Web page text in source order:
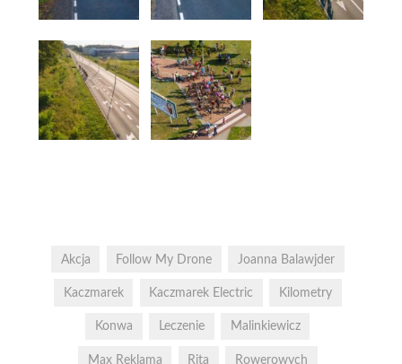
Akcja Follow My Drone Joanna Balawjder
Kaczmarek Kaczmarek Electric Kilometry
Konwa Leczenie Malinkiewicz
Max Reklama Rita Rowerowych